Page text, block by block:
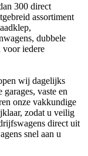
300 direct
assortiment
dubbele
voor iedere
wij dagelijks
vaste en
onze vakkundige
zodat u veilig
direct uit
snel aan u